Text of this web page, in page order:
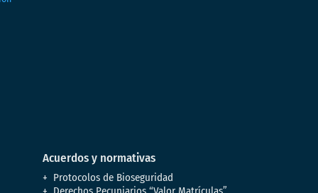
Acuerdos y normativas
Protocolos de Bioseguridad